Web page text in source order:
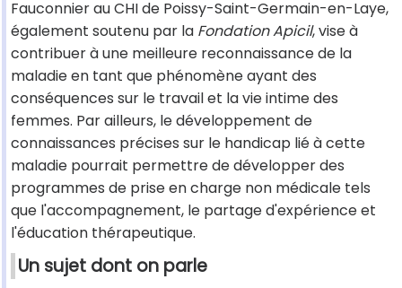
Fauconnier au CHI de Poissy-Saint-Germain-en-Laye,
également soutenu par la Fondation Apicil, vise à
contribuer à une meilleure reconnaissance de la
maladie en tant que phénomène ayant des
conséquences sur le travail et la vie intime des
femmes. Par ailleurs, le développement de
connaissances précises sur le handicap lié à cette
maladie pourrait permettre de développer des
programmes de prise en charge non médicale tels
que l'accompagnement, le partage d'expérience et
l'éducation thérapeutique.
Un sujet dont on parle